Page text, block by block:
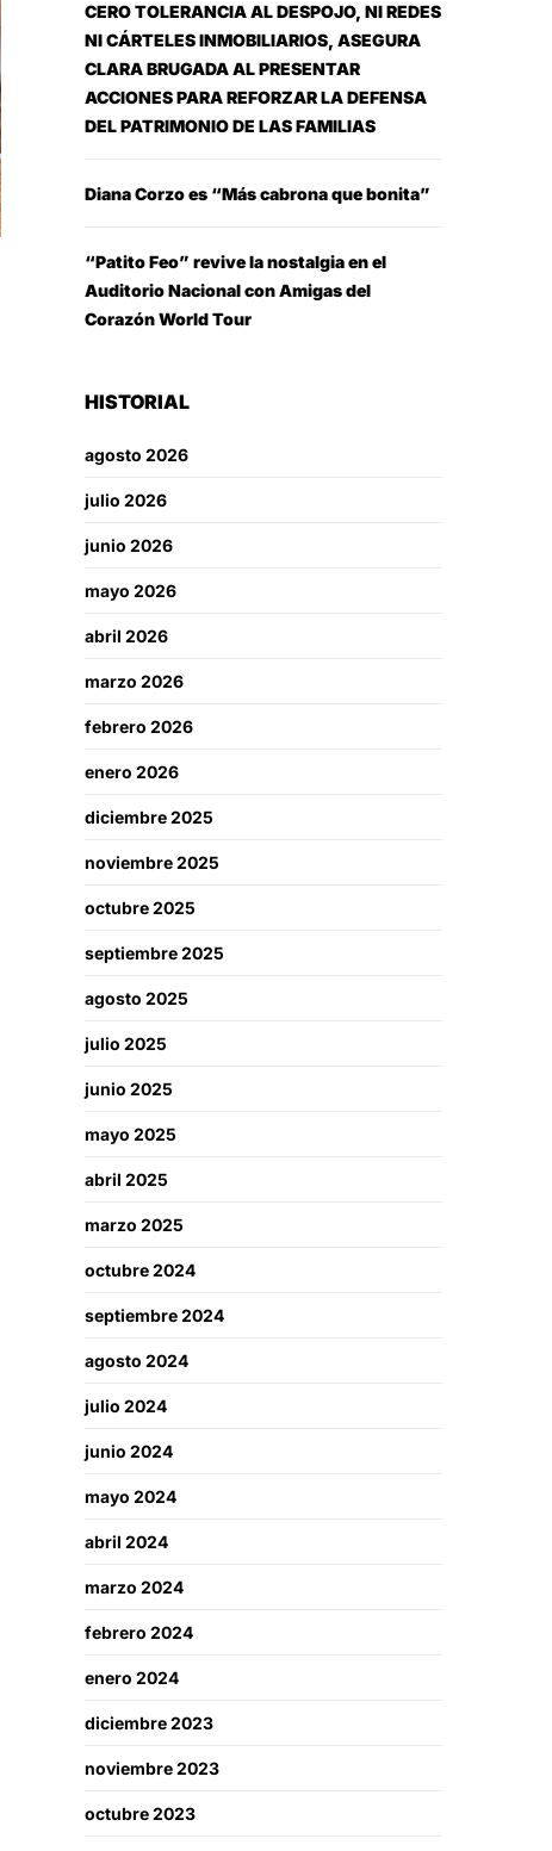
CERO TOLERANCIA AL DESPOJO, NI REDES
NI CÁRTELES INMOBILIARIOS, ASEGURA
CLARA BRUGADA AL PRESENTAR
ACCIONES PARA REFORZAR LA DEFENSA
DEL PATRIMONIO DE LAS FAMILIAS
Diana Corzo es “Más cabrona que bonita”
“Patito Feo” revive la nostalgia en el
Auditorio Nacional con Amigas del
Corazón World Tour
HISTORIAL
agosto 2026
julio 2026
junio 2026
mayo 2026
abril 2026
marzo 2026
febrero 2026
enero 2026
diciembre 2025
noviembre 2025
octubre 2025
septiembre 2025
agosto 2025
julio 2025
junio 2025
mayo 2025
abril 2025
marzo 2025
octubre 2024
septiembre 2024
agosto 2024
julio 2024
junio 2024
mayo 2024
abril 2024
marzo 2024
febrero 2024
enero 2024
diciembre 2023
noviembre 2023
octubre 2023